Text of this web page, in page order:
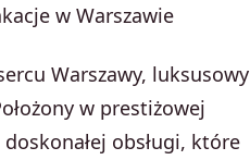
w Warszawie
Warszawy, luksusowy
w prestiżowej
obsługi, które